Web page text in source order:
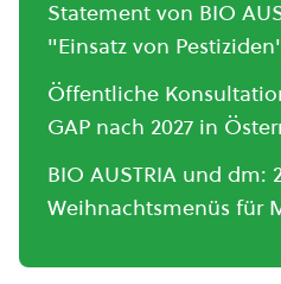
Statement von BIO
"Einsatz von
Öffentliche
GAP nach 2027 in
BIO AUSTRIA und dm:
Weihnachtsmenüs für